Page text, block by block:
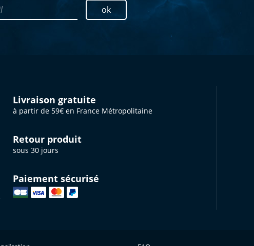
ok
Livraison gratuite
à partir de 59€ en France Métropolitaine
Retour produit
sous 30 jours
Paiement sécurisé